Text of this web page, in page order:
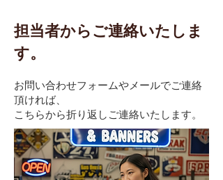
担当者からご連絡いたしま
す。
お問い合わせフォームやメールでご連絡
頂ければ、
こちらから折り返しご連絡いたします。